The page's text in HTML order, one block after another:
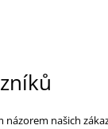
názorem našich